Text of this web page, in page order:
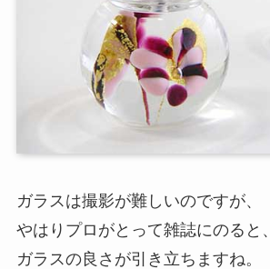
ガラスは撮影が難しいのですが、
やはりプロがとって雑誌にのると、
ガラスの良さが引き立ちますね。